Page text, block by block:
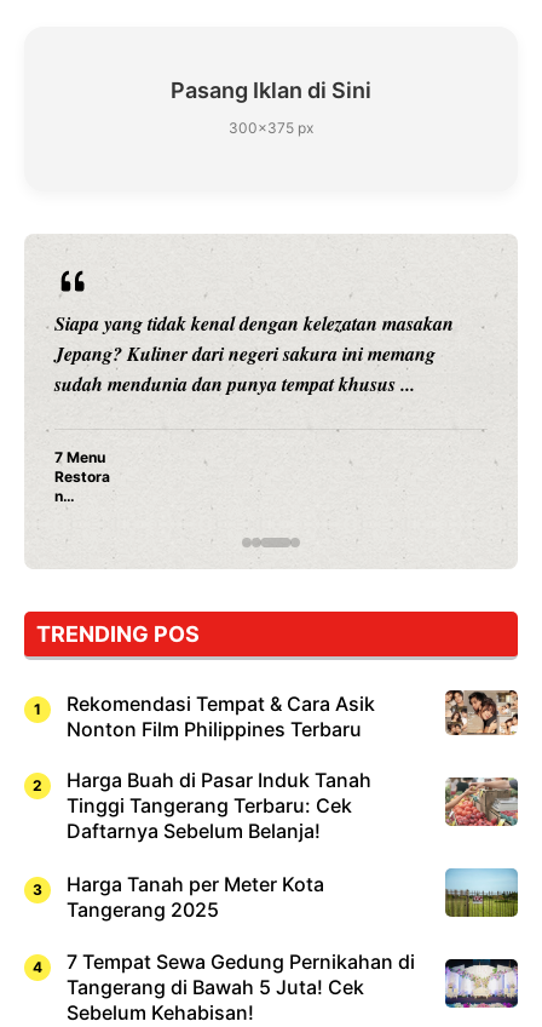
Pasang Iklan di Sini
300×375 px
Siapa yang tidak kenal dengan kelezatan masakan
Jepang? Kuliner dari negeri sakura ini memang
sudah mendunia dan punya tempat khusus ...
7 Menu
Restora
n
Jepang
yang
Dicoba,
Cuma
Sushi!
TRENDING POS
Rekomendasi Tempat & Cara Asik
Nonton Film Philippines Terbaru
Harga Buah di Pasar Induk Tanah
Tinggi Tangerang Terbaru: Cek
Daftarnya Sebelum Belanja!
Harga Tanah per Meter Kota
Tangerang 2025
7 Tempat Sewa Gedung Pernikahan di
Tangerang di Bawah 5 Juta! Cek
Sebelum Kehabisan!